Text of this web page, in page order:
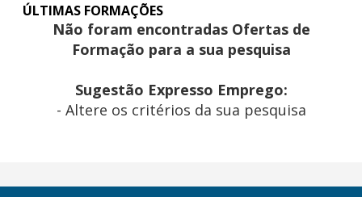
ÚLTIMAS FORMAÇÕES
Não foram encontradas Ofertas de
Formação para a sua pesquisa
Sugestão Expresso Emprego:
- Altere os critérios da sua pesquisa